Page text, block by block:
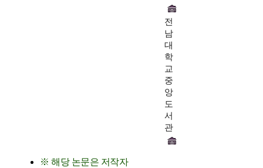
전
남
대
학
교
중
앙
도
서
관
※ 해당 논문은 저작자